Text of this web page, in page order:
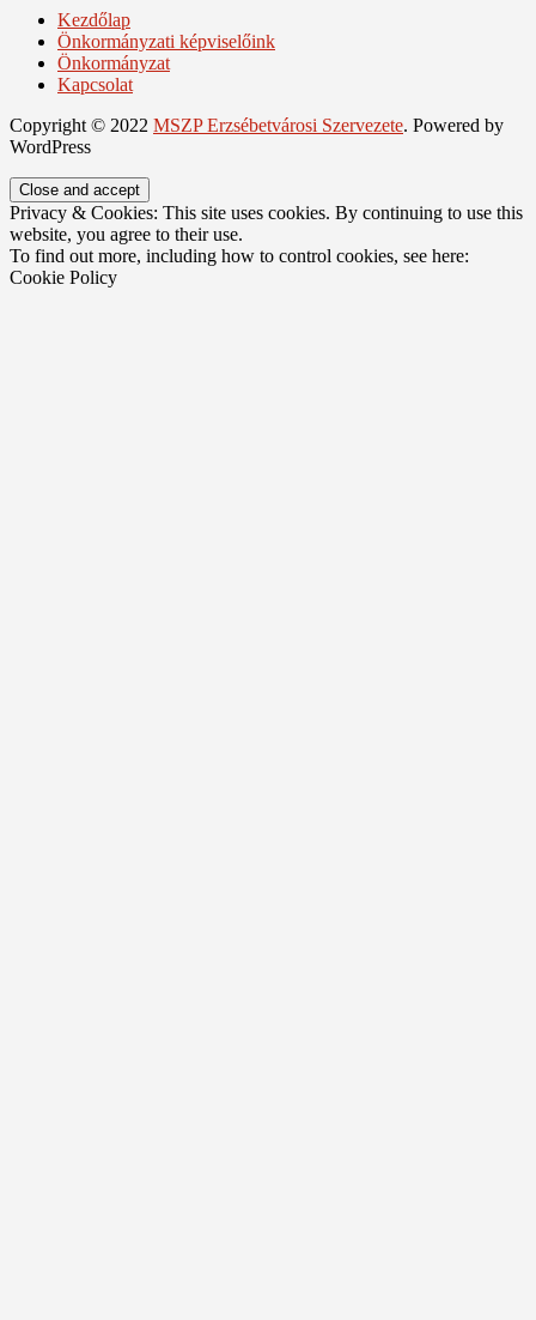
Kezdőlap
Önkormányzati képviselőink
Önkormányzat
Kapcsolat
Copyright © 2022 MSZP Erzsébetvárosi Szervezete. Powered by
WordPress
Privacy & Cookies: This site uses cookies. By continuing to use this
website, you agree to their use.
To find out more, including how to control cookies, see here:
Cookie Policy